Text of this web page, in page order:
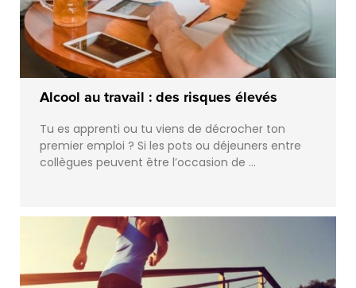
Alcool au travail : des risques élevés
Tu es apprenti ou tu viens de décrocher ton
premier emploi ? Si les pots ou déjeuners entre
collègues peuvent être l’occasion de …